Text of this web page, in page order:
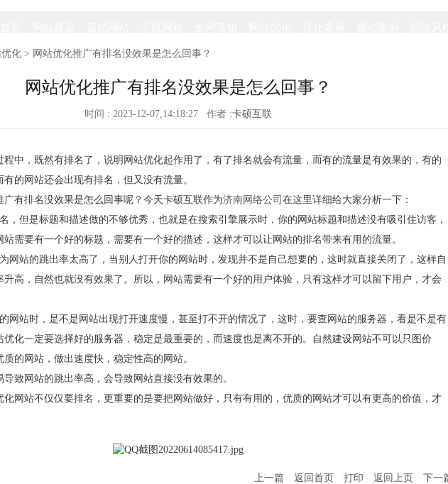
优化 > 网站优化推广有排名没效果是怎么回事？
网站优化推广有排名没效果是怎么回事？
时间 : 2023-12-07,14:18:27 作者 :卡硕互联
程中，既然有排名了，说明网站优化起作用了，有了排名就会有流量，而有的流量是有效果的，有的
的网站还会出现有排名，但又没有流量。
广有排名没效果是怎么回事呢？今天卡硕互联作为济南网络公司 在这里详细给大家分析一下：
，但是标题和描述做的不够优秀，也就是在搜索引擎展示时，你的网站标题和描述没有吸引住访客，
需要有一个好的标题，需要有一个好的描述，这样才可以让网站的排名带来有用的流量。
网站的跳出率太高了，当别人打开你的网站时，发现并不是自己想要的，这时就直接关闭了，这样自
升高，自然也就没有效果了。所以，网站需要有一个好的用户体验，只有这样才可以留下用户，才会
网站时，是不是网站出现打开速度慢，甚至打不开的情况了，这时，要查网站的服务器，看是不是有
优化一定要选择好的服务器，稳定是最重要的，而速度也是离不开的。自然建设网站不可以只图价
的网站，做出速度快，稳定性高的网站。
导致网站的跳出率高，会导致网站直接没有效果的。
化网站不仅仅要排名，更重要的是要把网站做好，只有有用的，优质的网站才可以有更高的价值，才
上一篇 返回首页 打印 返回上页 下一